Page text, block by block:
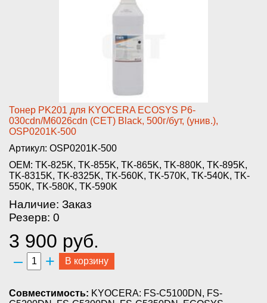
Тон­ер PK201 для KYOCERA ECOSYS P6­
030cdn/M6026cdn (CET) Black, 5­00г/бут, (унив.),
OSP0201K-500­
Артикул: OSP0201K-500
OEM: TK-825K, TK-855K, TK-865K, TK-880K, TK-895K,
TK-8315K, TK-8325K, TK-560K, TK-570K, TK-540K, TK-
550K, TK-580K, TK-590K
Наличие: Заказ
Резерв: 0
3 900 руб.
– + В корзину
Совместимость: KYOCERA: FS-C5100DN, FS-